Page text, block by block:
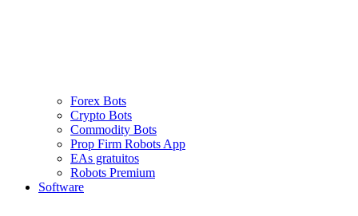
Forex Bots
Crypto Bots
Commodity Bots
Prop Firm Robots App
EAs gratuitos
Robots Premium
Software